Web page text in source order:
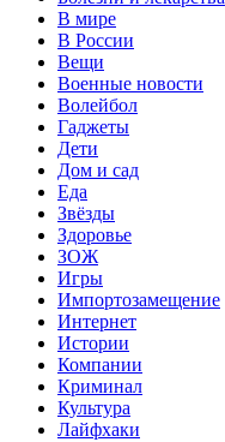
В мире
В России
Вещи
Военные новости
Волейбол
Гаджеты
Дети
Дом и сад
Еда
Звёзды
Здоровье
ЗОЖ
Игры
Импортозамещение
Интернет
Истории
Компании
Криминал
Культура
Лайфхаки